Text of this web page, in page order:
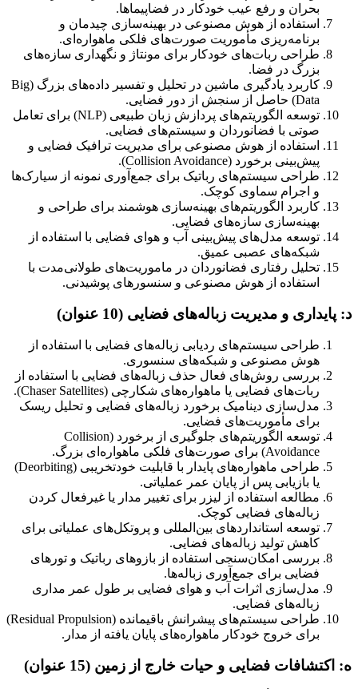
بحران و رفع عیب خودکار در فضاپیماها.
استفاده از هوش مصنوعی در بهینه‌سازی چیدمان و
برنامه‌ریزی مأموریت صورت‌های فلکی ماهواره‌ای.
طراحی ربات‌های خودکار برای مونتاژ و نگهداری سازه‌های
بزرگ در فضا.
کاربرد یادگیری ماشین در تحلیل و تفسیر داده‌های بزرگ (Big
Data) حاصل از سنجش از دور فضایی.
توسعه الگوریتم‌های پردازش زبان طبیعی (NLP) برای تعامل
صوتی با فضانوردان و سیستم‌های فضایی.
استفاده از هوش مصنوعی برای مدیریت ترافیک فضایی و
پیش‌بینی برخورد (Collision Avoidance).
طراحی سیستم‌های رباتیک برای جمع‌آوری نمونه از سیارک‌ها
و اجرام سماوی کوچک.
کاربرد الگوریتم‌های بهینه‌سازی هوشمند برای طراحی و
بهینه‌سازی سازه‌های فضایی.
توسعه مدل‌های پیش‌بینی آب و هوای فضایی با استفاده از
شبکه‌های عصبی عمیق.
تحلیل رفتاری فضانوردان در ماموریت‌های طولانی‌مدت با
استفاده از هوش مصنوعی و سنسورهای پوشیدنی.
د: پایداری و مدیریت زباله‌های فضایی (10 عنوان)
طراحی سیستم‌های ردیابی زباله‌های فضایی با استفاده از
هوش مصنوعی و شبکه‌های سنسوری.
بررسی روش‌های فعال حذف زباله‌های فضایی با استفاده از
ربات‌های فضایی یا ماهواره‌های شکارچی (Chaser Satellites).
مدل‌سازی دینامیک برخورد زباله‌های فضایی و تحلیل ریسک
برای مأموریت‌های فضایی.
توسعه الگوریتم‌های جلوگیری از برخورد (Collision
Avoidance) برای صورت‌های فلکی ماهواره‌ای بزرگ.
طراحی ماهواره‌های پایدار با قابلیت خودتخریبی (Deorbiting)
یا بازیابی پس از پایان عمر عملیاتی.
مطالعه استفاده از لیزر برای تغییر مدار یا غیرفعال کردن
زباله‌های فضایی کوچک.
توسعه استانداردهای بین‌المللی و پروتکل‌های عملیاتی برای
کاهش تولید زباله‌های فضایی.
بررسی امکان‌سنجی استفاده از بازوهای رباتیک و تورهای
فضایی برای جمع‌آوری زباله‌ها.
مدل‌سازی اثرات آب و هوای فضایی بر طول عمر مداری
زباله‌های فضایی.
طراحی سیستم‌های پیشرانش باقیمانده (Residual Propulsion)
برای خروج خودکار ماهواره‌های پایان یافته از مدار.
ه: اکتشافات فضایی و حیات خارج از زمین (15 عنوان)